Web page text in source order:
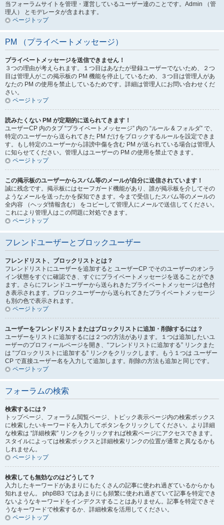
当フォーラムサイトを管理・運営しているユーザー達のことです。Admin （管
理人） とモデレータが含まれます。
ページトップ
PM （プライベートメッセージ）
プライベートメッセージを送信できません！
３つの理由が考えられます。１つ目はあなたが登録ユーザーでないため、２つ
目は管理人がこの掲示板の PM 機能を停止しているため、３つ目は管理人があ
なたの PM の使用を禁止しているためです。詳細は管理人にお問い合わせくだ
さい。
ページトップ
読みたくない PM が定期的に送られてきます！
ユーザーCP 内のタブ “プライベートメッセージ” 内の “ルール & フォルダ” で、
特定のユーザーから送られてきた PM だけをブロックするルールを設定できま
す。もし特定のユーザーから誹謗中傷を含む PM が送られている場合は管理人
に知らせてください。管理人はユーザーの PM の使用を禁止できます。
ページトップ
この掲示板のユーザーからスパム等のメールが自分に送信されています！
誠に残念です。掲示板にはセーフガード機能があり、誰が掲示板を介してその
ようなメールを送ったかを探知できます。今まで受信したスパム等のメールの
全内容 （ヘッダ情報含む） をコピーして管理人にメールで送信してください。
これにより管理人はこの問題に対処できます。
ページトップ
フレンドユーザーとブロックユーザー
フレンドリスト、ブロックリストとは？
フレンドリストにユーザーを追加すると ユーザーCP でそのユーザーのオンラ
イン状態をすぐに確認でき、すぐにプライベートメッセージを送ることができ
ます。さらにフレンドユーザーから送られきたプライベートメッセージは色付
き表示されます。ブロックユーザーから送られてきたプライベートメッセージ
も別の色で表示されます。
ページトップ
ユーザーをフレンドリストまたはブロックリストに追加・削除するには？
ユーザーをリストに追加するには２つの方法があります。１つは追加したいユ
ーザーのプロフィールページを開き、“フレンドリストに追加する” リンクまた
は “ブロックリストに追加する” リンクをクリックします。もう１つは ユーザー
CP で直接ユーザー名を入力して追加します。削除の方法も追加と同じです。
ページトップ
フォーラムの検索
検索するには？
トップページ、フォーラム閲覧ページ、トピック表示ページ内の検索ボックス
に検索したいキーワードを入力してボタンをクリックしてください。より詳細
な検索は “詳細検索” リンクをクリックすれば検索ページにアクセスできます。
スタイルによっては検索ボックスと詳細検索リンクの位置が通常と異なるかも
しれません。
ページトップ
検索しても無効なのはどうして？
入力したキーワードがあまりにもたくさんの記事に使われ過ぎているからかも
知れません。 phpBB3 ではあまりにも頻繁に使われ過ぎていて記事を特定でき
ないようなキーワードをインデクスすることはありません。記事を特定できそ
うなキーワードで検索するか、詳細検索を活用してください。
ページトップ